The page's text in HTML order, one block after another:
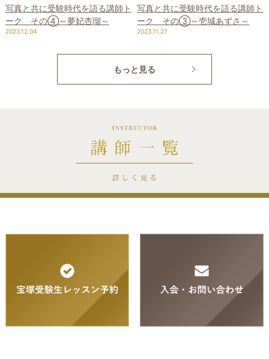
写真と共に受験時代を語る講師ト
ーク その④～夢妃杏瑠～
2023.12.04
写真と共に受験時代を語る講師ト
ーク その③～壱城あずさ～
2023.11.27
もっと見る